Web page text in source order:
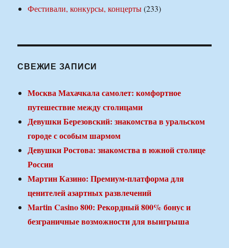
Фестивали, конкурсы, концерты(233)
СВЕЖИЕ ЗАПИСИ
Москва Махачкала самолет: комфортное
путешествие между столицами
Девушки Березовский: знакомства в уральском
городе с особым шармом
Девушки Ростова: знакомства в южной столице
России
Мартин Казино: Премиум-платформа для
ценителей азартных развлечений
Martin Casino 800: Рекордный 800% бонус и
безграничные возможности для выигрыша